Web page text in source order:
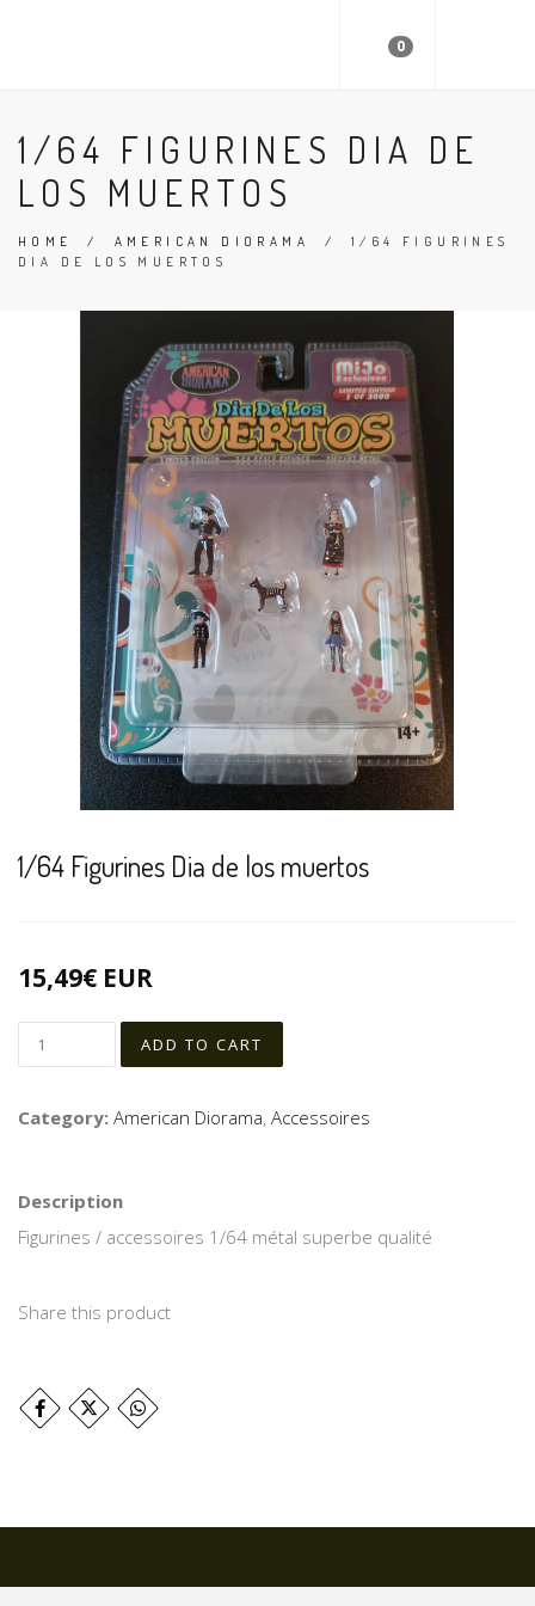
0
1/64 FIGURINES DIA DE
LOS MUERTOS
HOME / AMERICAN DIORAMA /1/64 FIGURINES
DIA DE LOS MUERTOS
1/64 Figurines Dia de los muertos
15,49€ EUR
Category: American Diorama, Accessoires
Description
Figurines / accessoires 1/64 métal superbe qualité
Share this product